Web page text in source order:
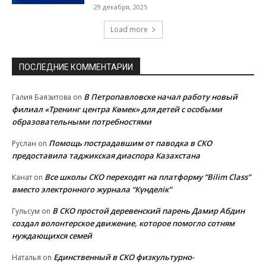
29 декабря, 2025
Load more
ПОСЛЕДНИЕ КОММЕНТАРИИ
Галия Баязитова on В Петропавловске начал работу новый
филиал «Тренинг центра Көмек» для детей с особыми
образовательными потребностями
Руслан on Помощь пострадавшим от паводка в СКО
предоставила таджикская диаспора Казахстана
Канат on Все школы СКО переходят на платформу “Bilim Class”
вместо электронного журнала “Күнделік”
Гульсум on В СКО простой деревенский парень Дамир Абдин
создал волонтерское движение, которое помогло сотням
нуждающихся семей
Наталья on Единственный в СКО физкультурно-